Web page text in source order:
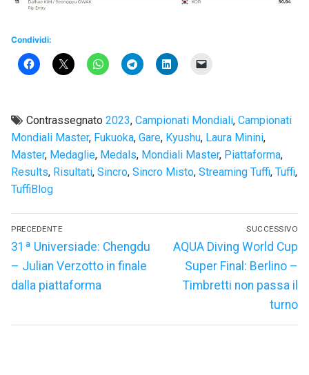
Condividi:
Contrassegnato 2023, Campionati Mondiali, Campionati
Mondiali Master, Fukuoka, Gare, Kyushu, Laura Minini,
Master, Medaglie, Medals, Mondiali Master, Piattaforma,
Results, Risultati, Sincro, Sincro Misto, Streaming Tuffi, Tuffi,
TuffiBlog
Navigazione
articoli
PRECEDENTE
Articolo
precedente:
31ª Universiade: Chengdu
– Julian Verzotto in finale
dalla piattaforma
SUCCESSIVO
Articolo
successivo:
AQUA Diving World Cup
Super Final: Berlino –
Timbretti non passa il
turno